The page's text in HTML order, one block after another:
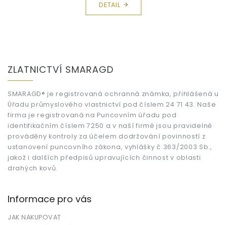
DETAIL
ZLATNICTVÍ SMARAGD
SMARAGD® je registrovaná ochranná známka, přihlášená u
Úřadu průmyslového vlastnictví pod číslem 24 71 43. Naše
firma je registrovaná na Puncovním úřadu pod
identifikačním číslem 7250 a v naší firmě jsou pravidelně
prováděny kontroly za účelem dodržování povinností z
ustanovení puncovního zákona, vyhlášky č.363/2003 Sb.,
jakož i dalších předpisů upravujících činnost v oblasti
drahých kovů.
Informace pro vás
JAK NAKUPOVAT